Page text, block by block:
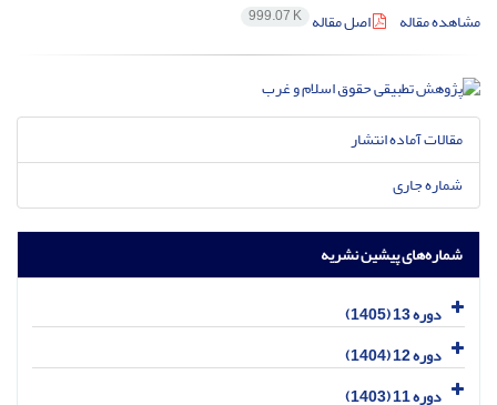
مشاهده مقاله
اصل مقاله 999.07 K
مقالات آماده انتشار
شماره جاری
شماره‌های پیشین نشریه
دوره 13 (1405)
دوره 12 (1404)
دوره 11 (1403)